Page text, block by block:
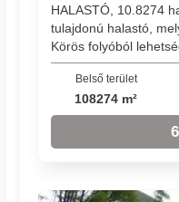
HALASTÓ, 10.8274
tulajdonú halastó,
Körös folyóból
Belső terület
108274 m²